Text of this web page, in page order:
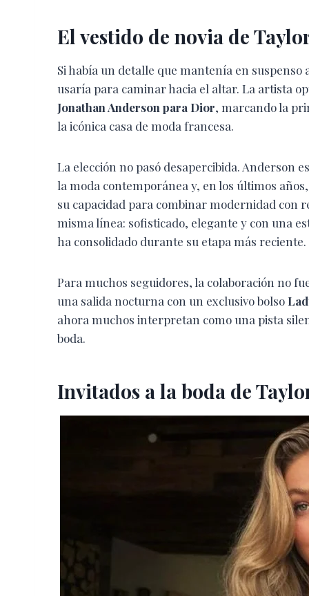
El vestido de novia de
Si había un detalle que mantenía en
usaría para caminar hacia el altar. La artista
Jonathan Anderson para Dior, marcando la
la icónica casa de moda francesa.
La elección no pasó desapercibida. Anderson
la moda contemporánea y, en los últimos
su capacidad para combinar modernidad con
misma línea: sofisticado, elegante y con una
ha consolidado durante su etapa más reciente.
Para muchos seguidores, la colaboración no
una salida nocturna con un exclusivo bolso
ahora muchos interpretan como una pista
boda.
Invitados a la boda de